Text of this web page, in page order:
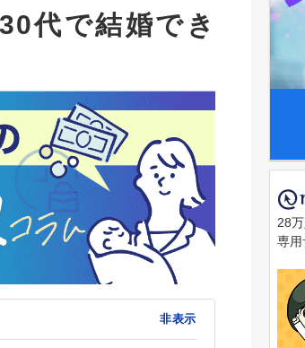
代で結婚でき
非表示
28
専用